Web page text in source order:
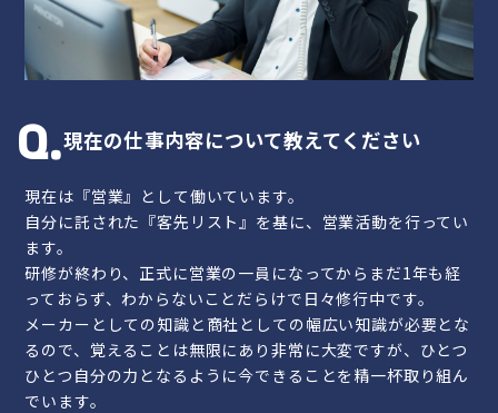
CONCEPTコンセプト
PERSONAL求める人物像
BUSINESS
MEMBER社員紹介
NUMBERデータで見るスリーエム工業
REQUIREMENTS募集要項
現在の仕事内容について教えてください
現在は『営業』として働いています。
自分に託された『客先リスト』を基に、営業活動を行ってい
ます。
研修が終わり、正式に営業の一員になってからまだ1年も経
っておらず、わからないことだらけで日々修行中です。
メーカーとしての知識と商社としての幅広い知識が必要とな
るので、覚えることは無限にあり非常に大変ですが、ひとつ
ひとつ自分の力となるように今できることを精一杯取り組ん
でいます。